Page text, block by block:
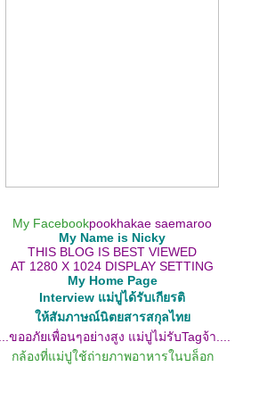
My Facebookpookhakae saemaroo
My Name is Nicky
THIS BLOG IS BEST VIEWED
AT 1280 X 1024 DISPLAY SETTING
My Home Page
Interview แม่ปูได้รับเกียรติ
ห้สัมภาษณ์นิตยสารสกุลไท
....ขออภัยเพื่อนๆอย่างสูง แม่ปูไม่รับTagจ้า....
กล้องที่แม่ปูใช้ถ่ายภาพอาหารในบล็อก